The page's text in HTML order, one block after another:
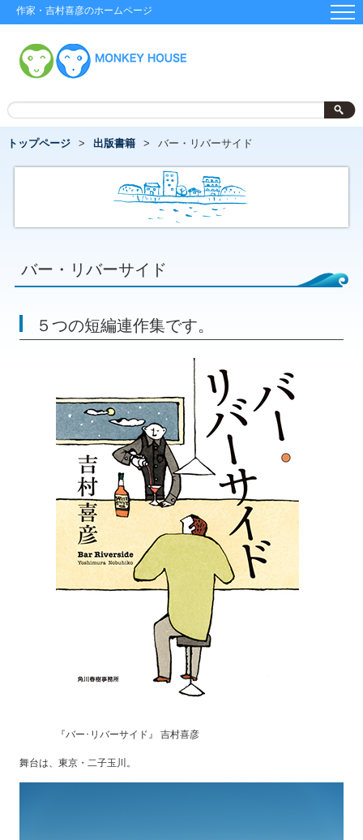
作家・吉村喜彦のホームページ
トップページ 出版書籍 バー・リバーサイド
バー・リバーサイド
５つの短編連作集です。
『バー･リバーサイド』 吉村喜彦
舞台は、東京・二子玉川。